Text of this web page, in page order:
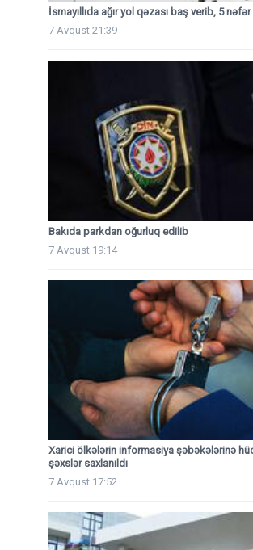
İsmayıllıda ağır yol qəzası baş verib, 5 nəfər
7 Avqust 21:39
Bakıda parkdan oğurluq edilib
7 Avqust 19:14
Xarici ölkələrin informasiya şəbəkələrinə
şəxslər saxlanıldı
7 Avqust 17:52